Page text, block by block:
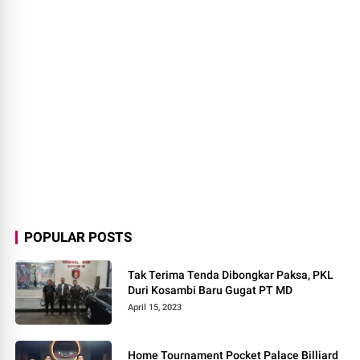
POPULAR POSTS
Tak Terima Tenda Dibongkar Paksa, PKL
Duri Kosambi Baru Gugat PT MD
April 15, 2023
Home Tournament Pocket Palace Billiard